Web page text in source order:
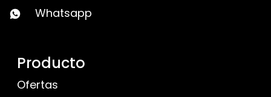
Whatsapp
Producto
Ofertas